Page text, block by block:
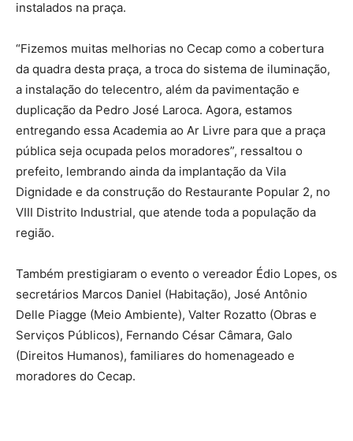
instalados na praça.
“Fizemos muitas melhorias no Cecap como a cobertura
da quadra desta praça, a troca do sistema de iluminação,
a instalação do telecentro, além da pavimentação e
duplicação da Pedro José Laroca. Agora, estamos
entregando essa Academia ao Ar Livre para que a praça
pública seja ocupada pelos moradores”, ressaltou o
prefeito, lembrando ainda da implantação da Vila
Dignidade e da construção do Restaurante Popular 2, no
VIII Distrito Industrial, que atende toda a população da
região.
Também prestigiaram o evento o vereador Édio Lopes, os
secretários Marcos Daniel (Habitação), José Antônio
Delle Piagge (Meio Ambiente), Valter Rozatto (Obras e
Serviços Públicos), Fernando César Câmara, Galo
(Direitos Humanos), familiares do homenageado e
moradores do Cecap.